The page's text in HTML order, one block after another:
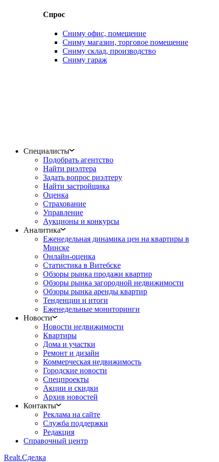
Спрос
Сниму офис, помещение
Сниму магазин, торговое помещение
Сниму склад, производство
Сниму гараж
Специалисты
Подобрать агентство
Найти риэлтера
Задать вопрос риэлтеру
Найти застройщика
Оценка
Страхование
Управление
Аукционы и конкурсы
Аналитика
Еженедельная динамика цен на квартиры в
Минске
Онлайн-оценка
Статистика в Витебске
Обзоры рынка продажи квартир
Обзоры рынка загородной недвижимости
Обзоры рынка аренды квартир
Тенденции и итоги
Еженедельные мониторинги
Новости
Новости недвижимости
Квартиры
Дома и участки
Ремонт и дизайн
Коммерческая недвижимость
Городские новости
Спецпроекты
Акции и скидки
Архив новостей
Контакты
Реклама на сайте
Служба поддержки
Редакция
Справочный центр
Realt.Сделка